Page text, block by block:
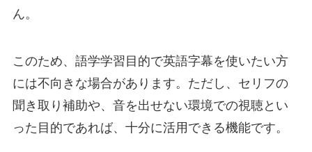
ん。
このため、語学学習目的で英語字幕を使いたい方
には不向きな場合があります。ただし、セリフの
聞き取り補助や、音を出せない環境での視聴とい
った目的であれば、十分に活用できる機能です。